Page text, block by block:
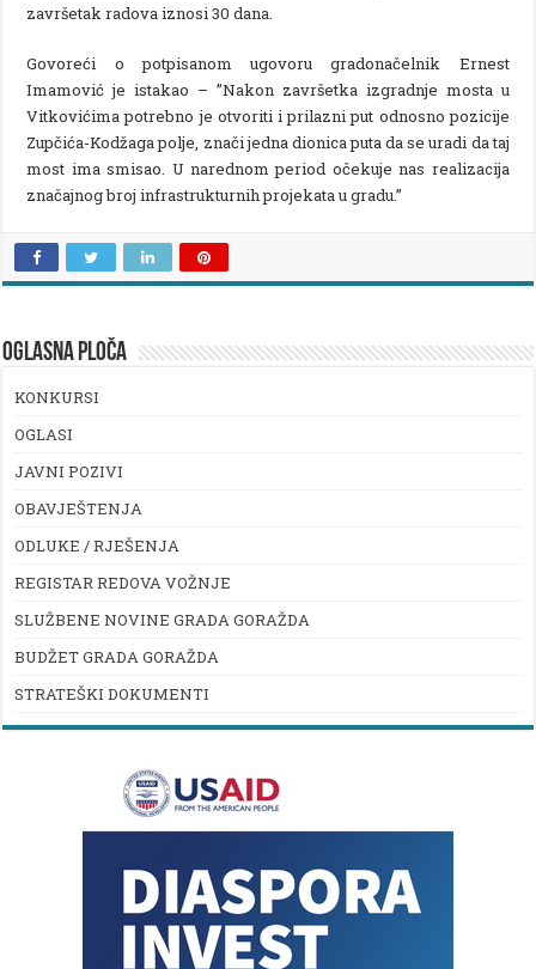
završetak radova iznosi 30 dana.
Govoreći o potpisanom ugovoru gradonačelnik Ernest
Imamović je istakao – ”Nakon završetka izgradnje mosta u
Vitkovićima potrebno je otvoriti i prilazni put odnosno pozicije
Zupčića-Kodžaga polje, znači jedna dionica puta da se uradi da taj
most ima smisao. U narednom period očekuje nas realizacija
značajnog broj infrastrukturnih projekata u gradu.’’
OGLASNA PLOČA
KONKURSI
OGLASI
JAVNI POZIVI
OBAVJEŠTENJA
ODLUKE / RJEŠENJA
REGISTAR REDOVA VOŽNJE
SLUŽBENE NOVINE GRADA GORAŽDA
BUDŽET GRADA GORAŽDA
STRATEŠKI DOKUMENTI